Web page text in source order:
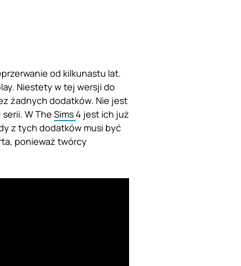
od kilkunastu lat.
Niestety w tej wersji do
żadnych dodatków. Nie jest
W The Sims 4 jest ich już
z tych dodatków musi być
ponieważ twórcy